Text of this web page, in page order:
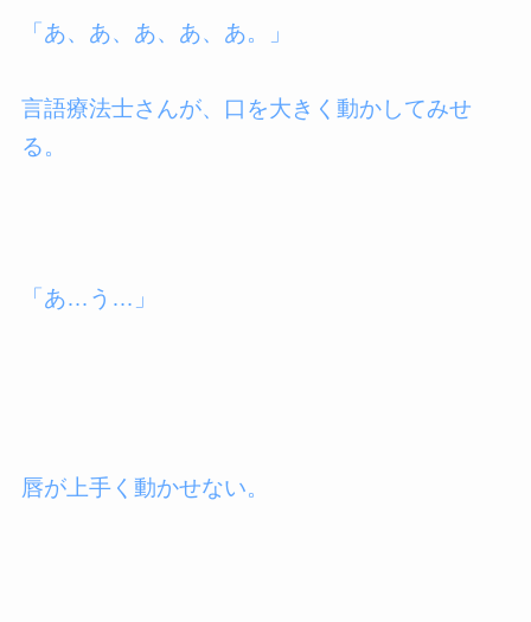
「あ、あ、あ、あ、あ。」
言語療法士さんが、口を大きく動かしてみせ
る。
「あ…う…」
唇が上手く動かせない。